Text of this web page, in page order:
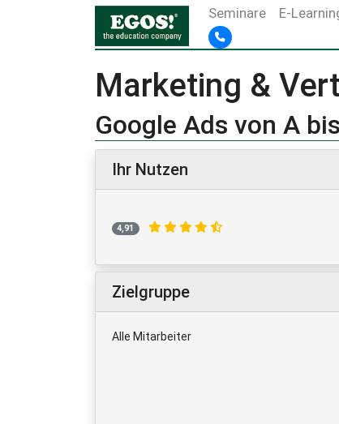
Seminare E-
Marketing &
Google Ads von A
Ihr Nutzen
4,91
Zielgruppe
Alle Mitarbeiter